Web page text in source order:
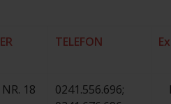
TELEFON
18
0241.556.696;